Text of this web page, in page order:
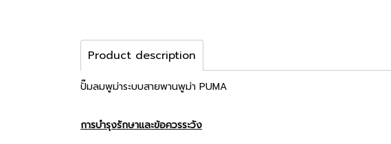
Product description
ปั๊มลมพูม่าระบบสายพานพูม่า PUMA
การบำรุงรักษาและข้อควรระวัง